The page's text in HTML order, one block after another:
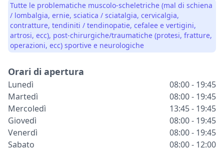
Tutte le problematiche muscolo-scheletriche (mal di schiena
/ lombalgia, ernie, sciatica / sciatalgia, cervicalgia,
contratture, tendiniti / tendinopatie, cefalee e vertigini,
artrosi, ecc), post-chirurgiche/traumatiche (protesi, fratture,
operazioni, ecc) sportive e neurologiche
Orari di apertura
Lunedì
08:00 - 19:45
Martedì
08:00 - 19:45
Mercoledì
13:45 - 19:45
Giovedì
08:00 - 19:45
Venerdì
08:00 - 19:45
Sabato
08:00 - 12:00